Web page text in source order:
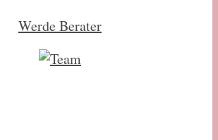
Werde Berater